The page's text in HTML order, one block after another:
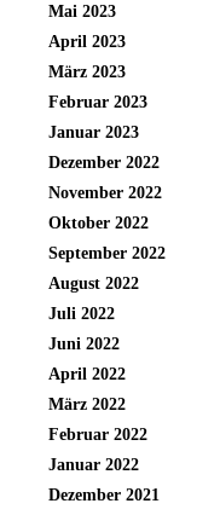
Mai 2023
April 2023
März 2023
Februar 2023
Januar 2023
Dezember 2022
November 2022
Oktober 2022
September 2022
August 2022
Juli 2022
Juni 2022
April 2022
März 2022
Februar 2022
Januar 2022
Dezember 2021